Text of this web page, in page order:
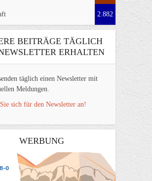
2.882
BEITRÄGE TÄGLICH
ERHALTEN
täglich einen Newsletter mit
Meldungen.
sich für den Newsletter an!
WERBUNG